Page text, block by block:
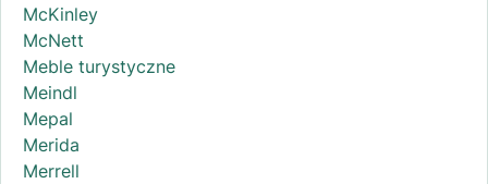
McKinley
McNett
Meble turystyczne
Meindl
Mepal
Merida
Merrell